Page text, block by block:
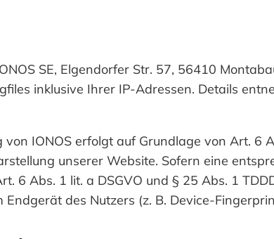
SE, Elgendorfer Str. 57, 56410
inklusive Ihrer IP-Adressen. Details
von IONOS erfolgt auf Grundlage von Art. 6
unserer Website. Sofern eine
6 Abs. 1 lit. a DSGVO und § 25 Abs. 1
Endgerät des Nutzers (z. B. Device-